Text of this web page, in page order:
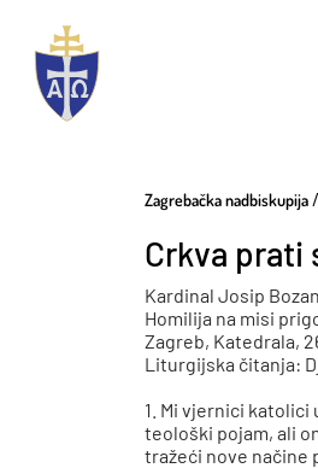
Zagrebačka nadbiskupija
Crkva prati
Kardinal Josip
Homilija na misi
Zagreb, Katedrala,
Liturgijska čitanja: Dj
1. Mi vjernici katolici
teološki pojam, ali
tražeći nove načine